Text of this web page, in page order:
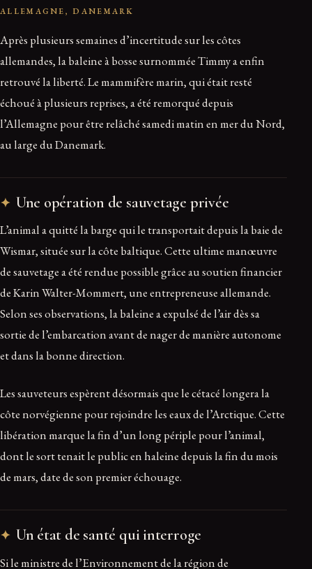
ALLEMAGNE, DANEMARK
Après plusieurs semaines d’incertitude sur les côtes
allemandes, la baleine à bosse surnommée Timmy a enfin
retrouvé la liberté. Le mammifère marin, qui était resté
échoué à plusieurs reprises, a été remorqué depuis
l’Allemagne pour être relâché samedi matin en mer du Nord,
au large du Danemark.
Une opération de sauvetage privée
L’animal a quitté la barge qui le transportait depuis la baie de
Wismar, située sur la côte baltique. Cette ultime manœuvre
de sauvetage a été rendue possible grâce au soutien financier
de Karin Walter-Mommert, une entrepreneuse allemande.
Selon ses observations, la baleine a expulsé de l’air dès sa
sortie de l’embarcation avant de nager de manière autonome
et dans la bonne direction.
Les sauveteurs espèrent désormais que le cétacé longera la
côte norvégienne pour rejoindre les eaux de l’Arctique. Cette
libération marque la fin d’un long périple pour l’animal,
dont le sort tenait le public en haleine depuis la fin du mois
de mars, date de son premier échouage.
Un état de santé qui interroge
Si le ministre de l’Environnement de la région de